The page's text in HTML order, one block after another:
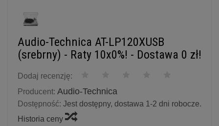
Audio-Technica AT-LP120XUSB
(srebrny) - Raty 10x0%! - Dostawa 0 zł!
Dodaj recenzję:
Producent: Audio-Technica
Dostępność: Jest dostępny, dostawa 1-2 dni robocze.
Historia ceny